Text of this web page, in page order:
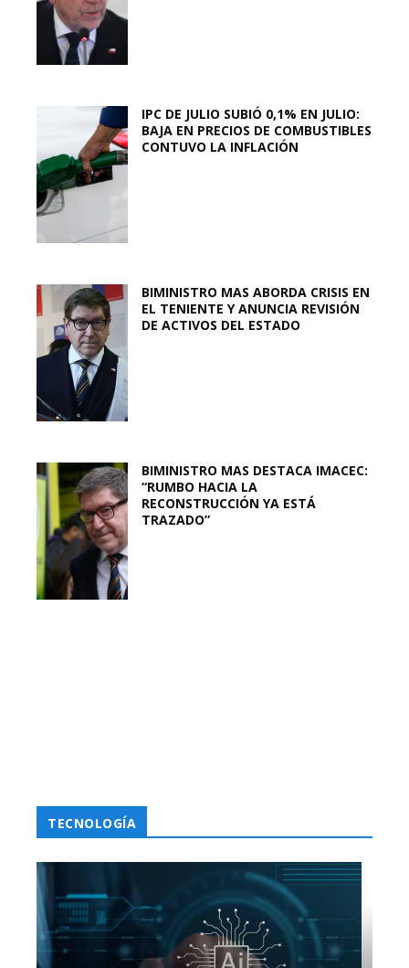
IPC DE JULIO SUBIÓ 0,1% EN JULIO:
BAJA EN PRECIOS DE COMBUSTIBLES
CONTUVO LA INFLACIÓN
BIMINISTRO MAS ABORDA CRISIS EN
EL TENIENTE Y ANUNCIA REVISIÓN
DE ACTIVOS DEL ESTADO
BIMINISTRO MAS DESTACA IMACEC:
“RUMBO HACIA LA
RECONSTRUCCIÓN YA ESTÁ
TRAZADO”
TECNOLOGÍA